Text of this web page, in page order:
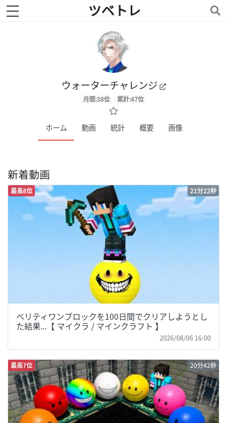
toggle navigation ツベトレ
ウォーターチャレンジ
月間:38位 累計:47位
ホーム 動画 統計 概要 画像
新着動画
最高8位 21分22秒
ベリティワンブロックを100日間でクリアしようとし
た結果...【 マイクラ / マインクラフト 】
2026/08/06 16:00
最高7位 20分42秒